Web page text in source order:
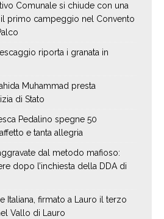
Comunale si chiude con una
primo campeggio nel Convento
riporta i granata in
Muhammad presta
di Stato
Pedalino spegne 50
e tanta allegria
dal metodo mafioso:
dopo l’inchiesta della DDA di
Italiana, firmato a Lauro il terzo
Vallo di Lauro